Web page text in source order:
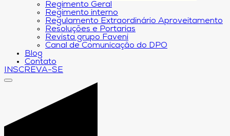
Regimento Geral
Regimento interno
Regulamento Extraordinário Aproveitamento
Resoluções e Portarias
Revista grupo Faveni
Canal de Comunicação do DPO
Blog
Contato
INSCREVA-SE